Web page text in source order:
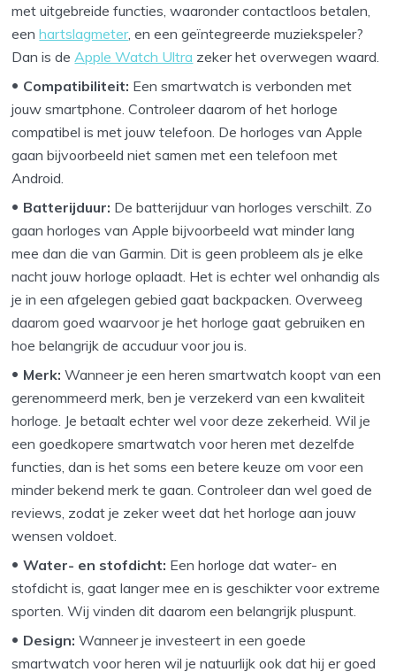
met uitgebreide functies, waaronder contactloos betalen,
eenhartslagmeter, en een geïntegreerde muziekspeler?
Dan is de Apple Watch Ultra zeker het overwegen waard.
Compatibiliteit: Een smartwatch is verbonden met
jouw smartphone. Controleer daarom of het horloge
compatibel is met jouw telefoon. De horloges van Apple
gaan bijvoorbeeld niet samen met een telefoon met
Android.
Batterijduur: De batterijduur van horloges verschilt. Zo
gaan horloges van Apple bijvoorbeeld wat minder lang
mee dan die van Garmin. Dit is geen probleem als je elke
nacht jouw horloge oplaadt. Het is echter wel onhandig als
je in een afgelegen gebied gaat backpacken. Overweeg
daarom goed waarvoor je het horloge gaat gebruiken en
hoe belangrijk de accuduur voor jou is.
Merk:Wanneer je een heren smartwatch koopt van een
gerenommeerd merk, ben je verzekerd van een kwaliteit
horloge. Je betaalt echter wel voor deze zekerheid. Wil je
een goedkopere smartwatch voor heren met dezelfde
functies, dan is het soms een betere keuze om voor een
minder bekend merk te gaan. Controleer dan wel goed de
reviews, zodat je zeker weet dat het horloge aan jouw
wensen voldoet.
Water- en stofdicht: Een horloge dat water- en
stofdicht is, gaat langer mee en is geschikter voor extreme
sporten. Wij vinden dit daarom een belangrijk pluspunt.
Design:Wanneer je investeert in een goede
smartwatch voor heren wil je natuurlijk ook dat hij er goed